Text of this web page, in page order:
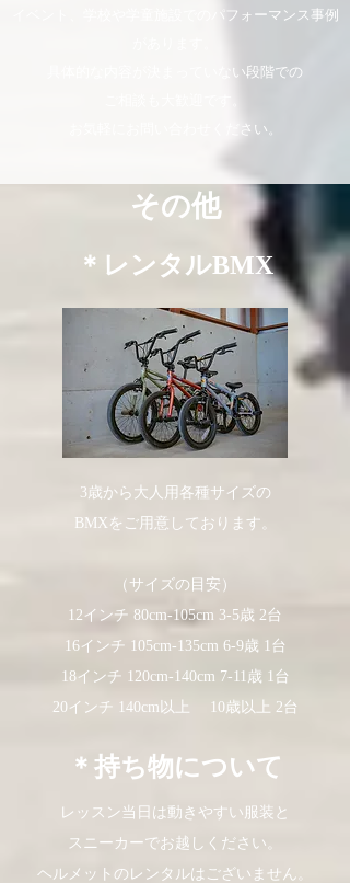
イベント、学校や学童施設でのパフォーマンス事例
具体的な内容が決まっていない段階での
お気軽にお問い合わせください。
レッスン当日は動きやすい服装と
スニーカーでお越しください。
ヘルメットのレンタルはございません。
​＊持ち物について
3歳から大人用各種サイズの
BMXをご用意しております。
​（サイズの目安）
12インチ 80cm-105cm 3-5歳 2台
16インチ 105cm-135cm 6-9歳 1台
18インチ 120cm-140cm 7-11歳 1台
20インチ 140cm以上 10歳以上 2台
​＊レンタルBMX
​その他